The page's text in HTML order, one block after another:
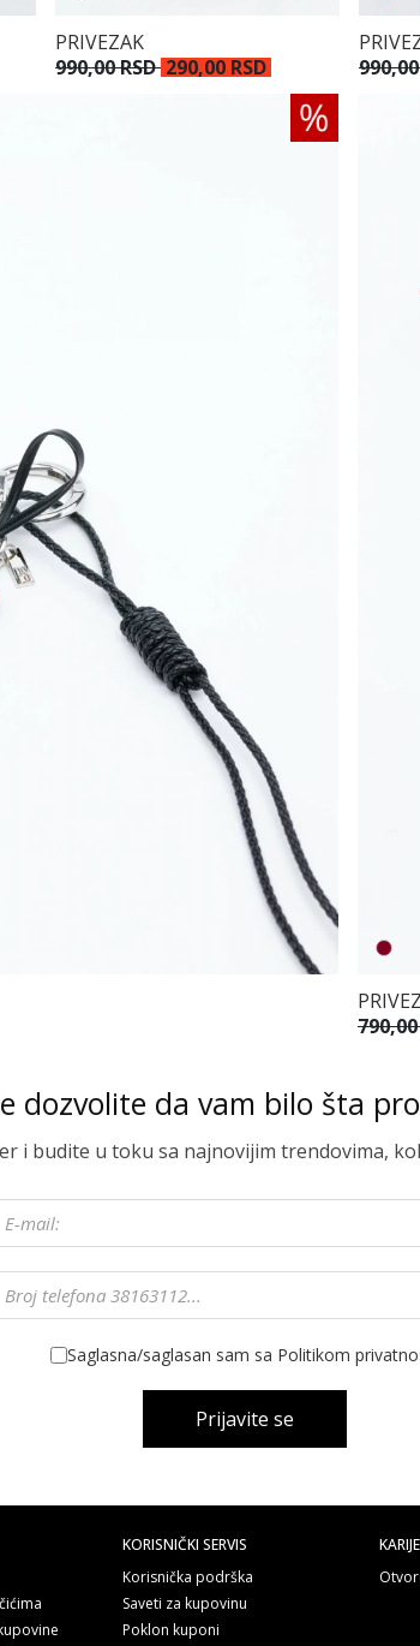
PRIVEZAK
990,00 RSD 290,00 RSD
dozvolite da vam bilo šta
i budite u toku sa najnovijim trendovima,
Saglasna/saglasan sam sa Politikom
Prijavite se
KORISNIČKI SERVIS
Korisnička podrška
Saveti za kupovinu
Poklon kuponi